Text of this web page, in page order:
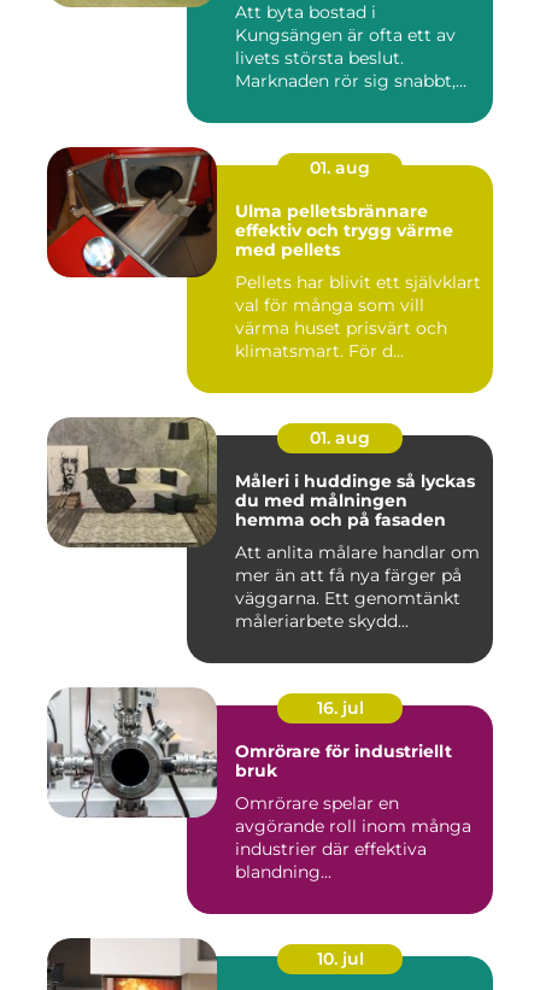
Att byta bostad i
Kungsängen är ofta ett av
livets största beslut.
Marknaden rör sig snabbt,
01. aug
Ulma pelletsbrännare
effektiv och trygg värme
med pellets
Pellets har blivit ett självklart
val för många som vill
värma huset prisvärt och
klimatsmart. För d...
01. aug
Måleri i huddinge så lyckas
du med målningen
hemma och på fasaden
Att anlita målare handlar om
mer än att få nya färger på
väggarna. Ett genomtänkt
måleriarbete skydd...
16. jul
Omrörare för industriellt
bruk
Omrörare spelar en
avgörande roll inom många
industrier där effektiva
blandning...
10. jul